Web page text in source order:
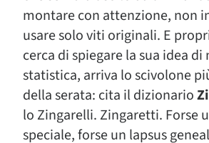
montare con attenzione, non
usare solo viti originali. E
cerca di spiegare la sua idea
statistica, arriva lo scivolone
della serata: cita il dizionario
lo Zingarelli. Zingaretti. Forse
speciale, forse un lapsus